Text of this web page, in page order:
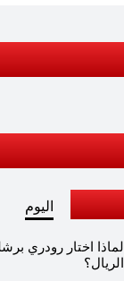
اليوم
لماذا اختار رودري
الريال؟